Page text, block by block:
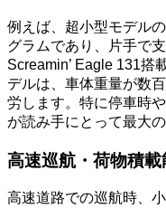
例えば、超小型モデル
グラムであり、片手で
Screamin’ Eagle 131搭
デルは、車体重量が数
労します。特に停車時
が読み手にとって最大
高速巡航・荷物積
高速道路での巡航時、